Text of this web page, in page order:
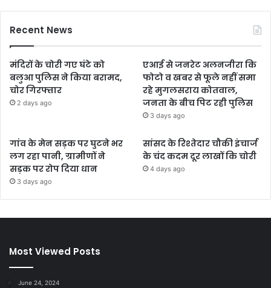
Recent News
मंदिरों के चोरी गए घंटे को
बलुआ पुलिस ने किया बरामद,
चोर गिरफ्तार
2 days ago
एआई से जनरेट अलनजीरा कि
फोटो व खबर से फूले नहीं समा
रहे मुगलसराय कोतवाल,
जनता के बीच पिट रही पुलिस
3 days ago
गांव के मेन सड़क पर घुटने भर
लग रहा पानी, ग्रामीणों ने
सड़क पर रोप दिया धान
3 days ago
सांसद के रिश्तेदार चौकी इंचार्ज
के चंद कदम दूर लाखों कि चोरी
4 days ago
Most Viewed Posts
June 24, 2024